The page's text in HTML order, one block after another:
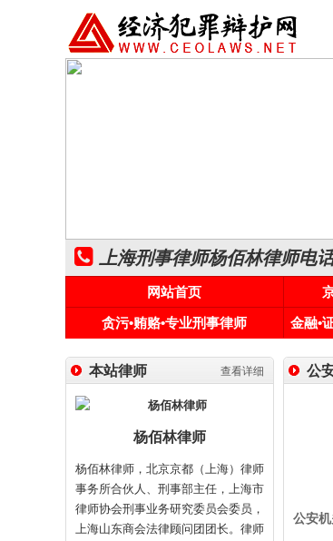
上海刑事律师杨佰林律师电
网站首页
贪污•贿赂•专业刑事律师
金融•
查看详细
本站律师
杨佰林律师
杨佰林律师，北京京都（上海）律师
事务所合伙人、刑事部主任，上海市
律师协会刑事业务研究委员会委员，
上海山东商会法律顾问团团长。律师
公
公安